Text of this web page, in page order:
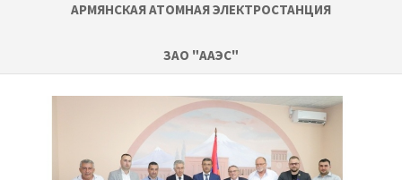
АРМЯНСКАЯ АТОМНАЯ ЭЛЕКТРОСТАНЦИЯ
ЗАО "ААЭС"